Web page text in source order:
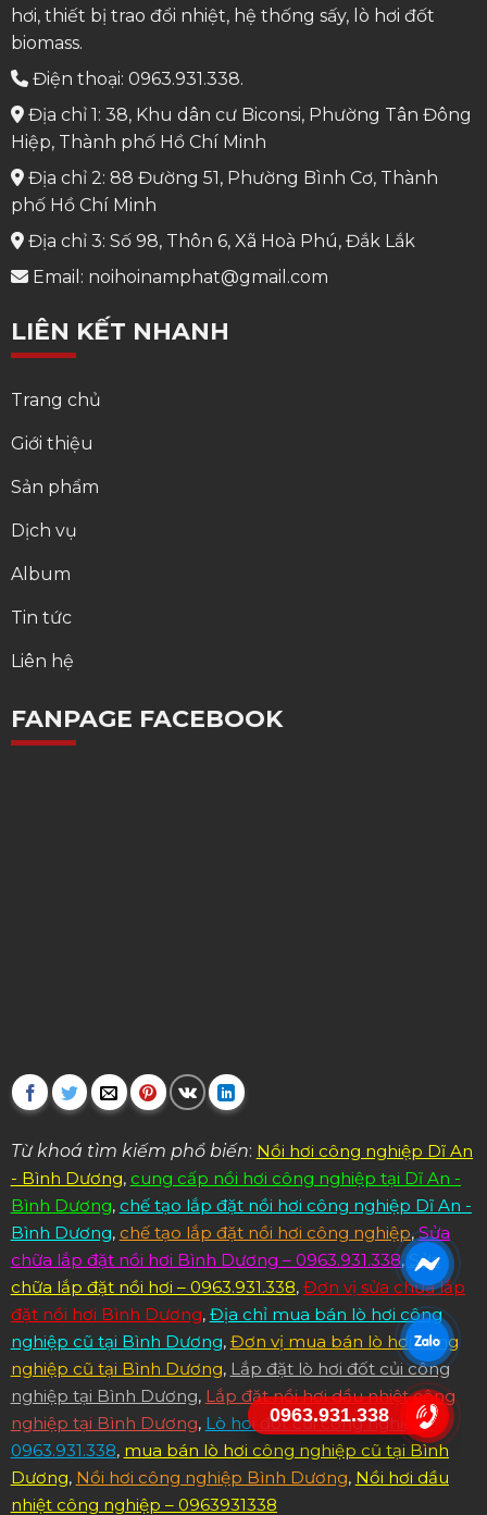
hơi, thiết bị trao đổi nhiệt, hệ thống sấy, lò hơi đốt
biomass.
Điện thoại: 0963.931.338.
Địa chỉ 1: 38, Khu dân cư Biconsi, Phường Tân Đông
Hiệp, Thành phố Hồ Chí Minh
Địa chỉ 2: 88 Đường 51, Phường Bình Cơ, Thành
phố Hồ Chí Minh
Địa chỉ 3: Số 98, Thôn 6, Xã Hoà Phú, Đắk Lắk
Email: noihoinamphat@gmail.com
LIÊN KẾT NHANH
Trang chủ
Giới thiệu
Sản phẩm
Dịch vụ
Album
Tin tức
Liên hệ
FANPAGE FACEBOOK
Từ khoá tìm kiếm phổ biến: Nồi hơi công nghiệp Dĩ An
- Bình Dương, cung cấp nồi hơi công nghiệp tại Dĩ An -
Bình Dương, chế tạo lắp đặt nồi hơi công nghiệp Dĩ An -
Bình Dương, chế tạo lắp đặt nồi hơi công nghiệp,Sửa
chữa lắp đặt nồi hơi Bình Dương – 0963.931.338,Sửa
chữa lắp đặt nồi hơi – 0963.931.338, Đơn vị sửa chữa lắp
đặt nồi hơi Bình Dương, Địa chỉ mua bán lò hơi công
nghiệp cũ tại Bình Dương, Đơn vị mua bán lò hơi công
nghiệp cũ tại Bình Dương, Lắp đặt lò hơi đốt củi công
nghiệp tại Bình Dương, Lắp đặt nồi hơi dầu nhiệt công
nghiệp tại Bình Dương, Lò hơi đốt củi công nghiệp –
0963.931.338, mua bán lò hơi công nghiệp cũ tại Bình
Dương, Nồi hơi công nghiệp Bình Dương, Nồi hơi dầu
nhiệt công nghiệp – 0963931338
0963.931.338